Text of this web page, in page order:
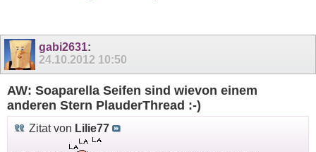
gabi2631:
24.10.2012 10:50
AW: Soaparella Seifen sind wievon einem
anderen Stern PlauderThread :-)
Zitat von Lilie77